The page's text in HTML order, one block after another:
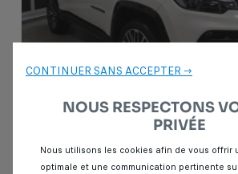
Garantie Spoticar 12 mois
CONTINUER SANS ACCEPTER →
NOUS RESPECTONS
PRIVÉE
Nous utilisons les cookies afin de vous offrir
optimale et une communication pertinente